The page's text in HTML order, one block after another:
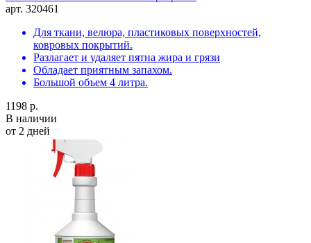
арт. 320461
Для ткани, велюра, пластиковых поверхностей,
ковровых покрытий.
Разлагает и удаляет пятна жира и грязи
Обладает приятным запахом.
Большой объем 4 литра.
1198 р.
В наличии
от 2 дней